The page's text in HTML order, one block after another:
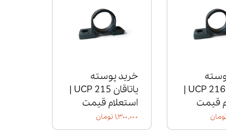
یاتاقان UCP 216 |
قیمت
خرید پوسته
یاتاقان UCP 215 |
استعلام قیمت
۱,۳۰۰,۰۰۰ تومان